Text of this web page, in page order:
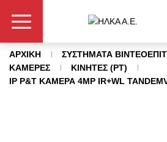
ΑΡΧΙΚΗ
ΣΥΣΤΗΜΑΤΑ
ΚΑΜΕΡΕΣ
ΚΙΝΗΤΕΣ (PT)
IP P&T ΚΑΜΕΡΑ 4MP IR+WL